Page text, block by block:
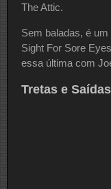
The Attic.
Sem baladas, é
Sight For Sore
essa última com
Tretas e